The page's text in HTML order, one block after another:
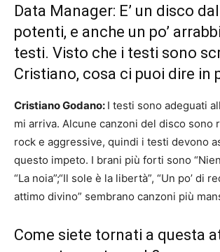
Data Manager: E’ un disco
potenti, e anche un po’
testi. Visto che i testi sono
Cristiano, cosa ci puoi dire in
Cristiano Godano: I testi sono adeguati
mi arriva. Alcune canzoni del disco sono
rock e aggressive, quindi i testi devono
questo impeto. I brani più forti sono
“La noia”;“Il sole è la libertà”, “Un po’ di
attimo divino” sembrano canzoni più
Come siete tornati a questa